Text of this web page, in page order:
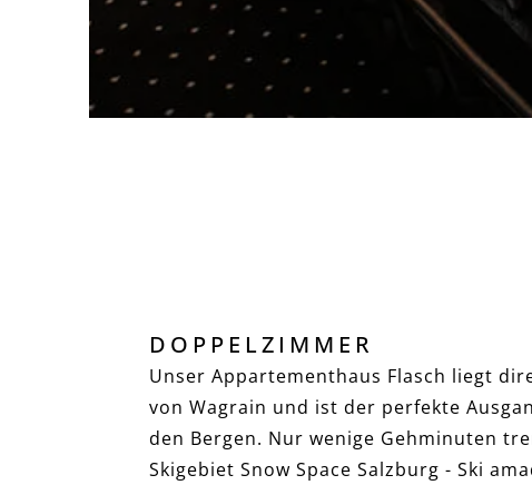
DOPPELZIMMER
Unser Appartementhaus Flasch liegt
von Wagrain und ist der perfekte
den Bergen. Nur wenige Gehminuten
Skigebiet Snow Space Salzburg - Ski